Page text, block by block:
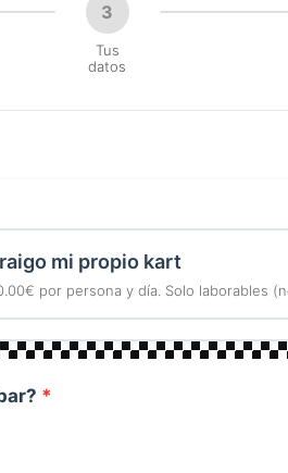
3
Tus
datos
mi propio kart
por persona y día. Solo laborables
*